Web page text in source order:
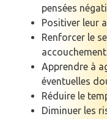
pensées
Positiver leur
Renforcer le
accouchement
Apprendre à
éventuelles
Réduire le
Diminuer les